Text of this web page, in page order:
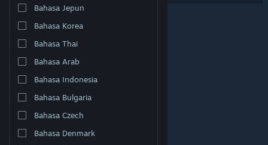
Dapatkan Steam Mobile App
Lihat laman web desktop
Bahasa Jepun
Bahasa Korea
Bahasa Thai
Bahasa Arab
Bahasa Indonesia
Bahasa Bulgaria
Bahasa Czech
Bahasa Denmark